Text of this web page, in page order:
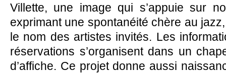
Villette, une image qui s’appuie sur
exprimant une spontanéité chère au
le nom des artistes invités. Les
réservations s’organisent dans un
d’affiche. Ce projet donne aussi